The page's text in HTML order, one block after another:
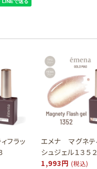
フラッ
エメナ マグネテ
シュジェル１３５２
1,993円 (税込)